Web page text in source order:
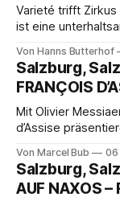
Varieté trifft Zirkus Circus im GOP Varieté-Theater Münster
ist eine
Münster der
wohl auch eine
Varieté kommt.
Von Hanns Butterhof
Salzburg,
FRANÇOIS
Mit Olivier
d’Assise
eine bildgewaltige
die komplexe
Franziskus.
Von Marcel Bub 06
Salzburg,
AUF NAXOS